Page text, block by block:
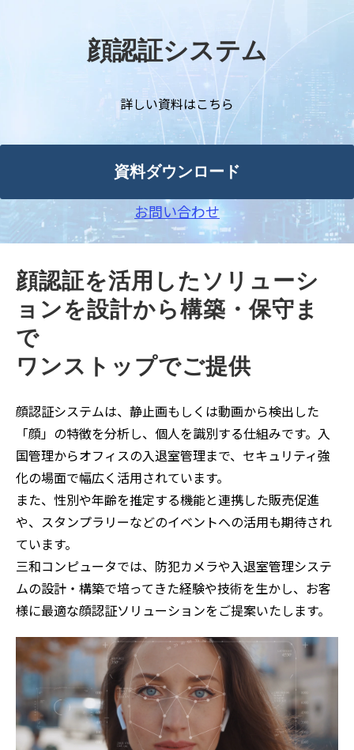
顔認証システム
詳しい資料はこちら
資料ダウンロード
お問い合わせ
顔認証を活用したソリューシ
ョンを設計から構築・保守ま
で
ワンストップでご提供
顔認証システムは、静止画もしくは動画から検出した
「顔」の特徴を分析し、個人を識別する仕組みです。入
国管理からオフィスの入退室管理まで、セキュリティ強
化の場面で幅広く活用されています。
また、性別や年齢を推定する機能と連携した販売促進
や、スタンプラリーなどのイベントへの活用も期待され
ています。
三和コンピュータでは、防犯カメラや入退室管理システ
ムの設計・構築で培ってきた経験や技術を生かし、お客
様に最適な顔認証ソリューションをご提案いたします。